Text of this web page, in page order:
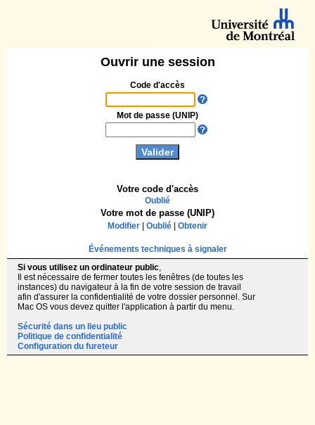
Ouvrir une session
Code d'accès
Votre code d'accès
Oublié
Mot de passe (UNIP)
Votre mot de passe (UNIP)
Modifier Oublié Obtenir
Événements techniques à signaler
Si vous utilisez un ordinateur public,
Il est nécessaire de fermer toutes les fenêtres (de toutes les
instances) du navigateur à la fin de votre session de travail
afin d'assurer la confidentialité de votre dossier personnel. Sur
Mac OS vous devez quitter l'application à partir du menu.
Sécurité dans un lieu public
Politique de confidentialité
Configuration du fureteur